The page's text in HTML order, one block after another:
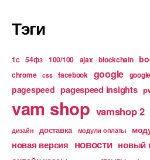
Тэги
1с 54фз 100/100 ajax blockchain
chrome css facebook google
pagespeed pagespeed insights
vam shop vamshop 2
дизайн доставка модули оплаты
новая версия новости новый